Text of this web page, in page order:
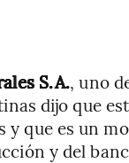
S.A., uno
dijo que
que es un
y del